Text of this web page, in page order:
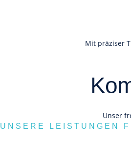
Mit präziser
Unser
UNSERE LEISTUNGEN